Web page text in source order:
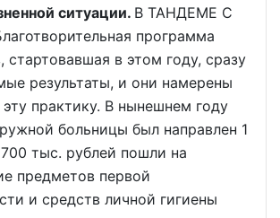
ситуации. В ТАНДЕМЕ С
программа
стартовавшая в этом году, сразу
результаты, и они намерены
практику. В нынешнем году
больницы был направлен 1
тыс. рублей пошли на
предметов первой
и средств личной гигиены